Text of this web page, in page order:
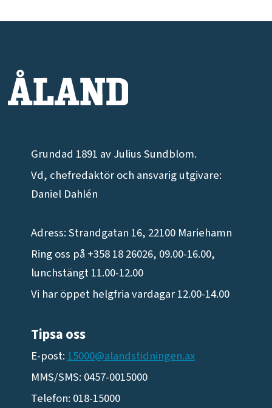
Grundad 1891 av Julius Sundblom.
Vd, chefredaktör och ansvarig utgivare:
Daniel Dahlén
Adress: Strandgatan 16, 22100 Mariehamn
Ring oss på +358 18 26026, 09.00-16.00,
lunchstängt 11.00-12.00
Vi har öppet helgfria vardagar 12.00-14.00
Tipsa oss
E-post:15000@alandstidningen.ax
MMS/SMS: 0457-0015000
Telefon: 018-15000